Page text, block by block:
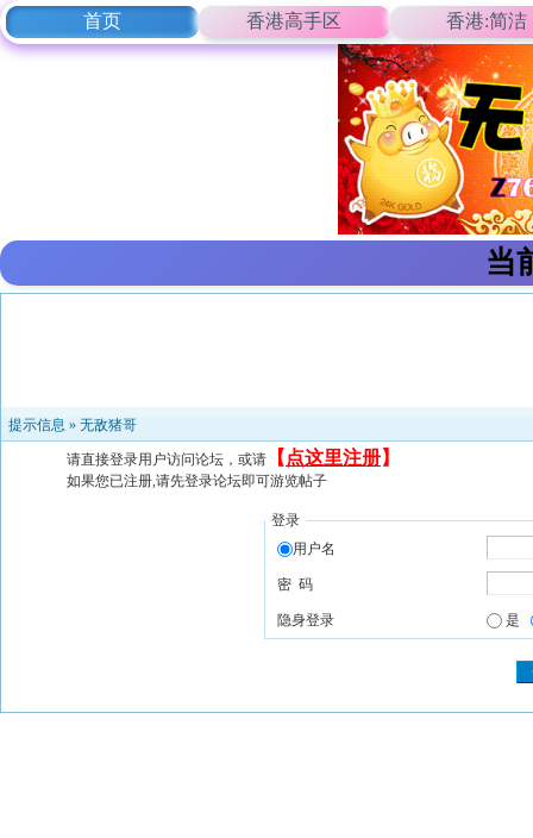
首页 香港高手区 香港:简洁
当
提示信息 » 无敌猪哥
请直接登录用户访问论坛，或请 【 点这里注册】
如果您已注册,请先登录论坛即可游览帖子
登录
用户名
密 码
隐身登录 是